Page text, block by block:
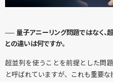
── 量子アニーリング問題ではなく、
との違いは何ですか。
超並列を使うことを前提とした問
と呼ばれていますが、これも重要